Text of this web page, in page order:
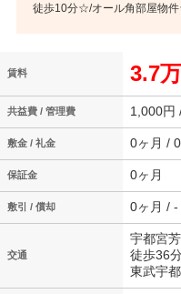
徒歩10分☆/オール角部屋物
賃料 3.7
共益費 / 管理費 1,000円
敷金 / 礼金 0ヶ月 /
保証金 0ヶ月
敷引 / 償却 0ヶ月 / -
交通
宇都宮
徒歩36
東武宇